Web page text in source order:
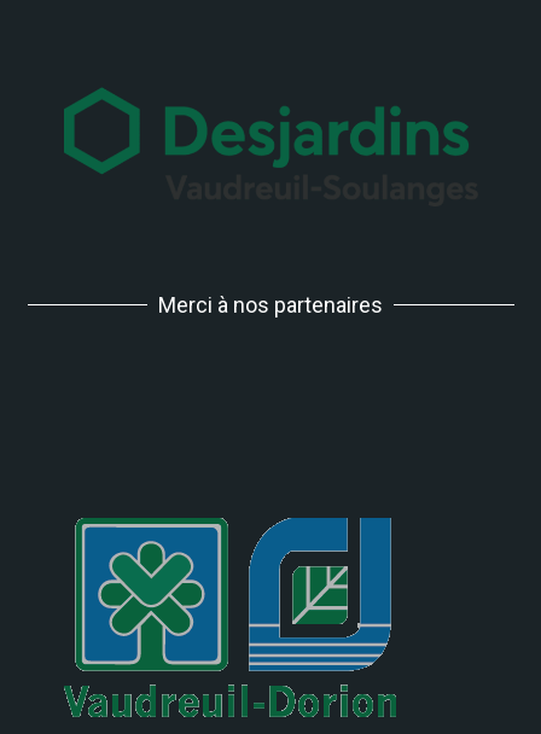
Merci à nos partenaires